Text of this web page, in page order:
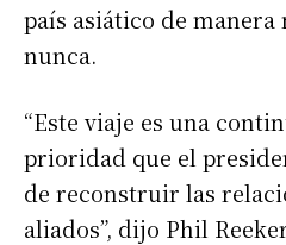
país asiático de manera
nunca.
“Este viaje es una
prioridad que el
de reconstruir las
aliados”, dijo Phil